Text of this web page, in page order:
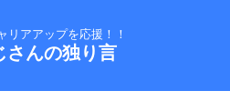
リアアップを応援！！
さんの独り言